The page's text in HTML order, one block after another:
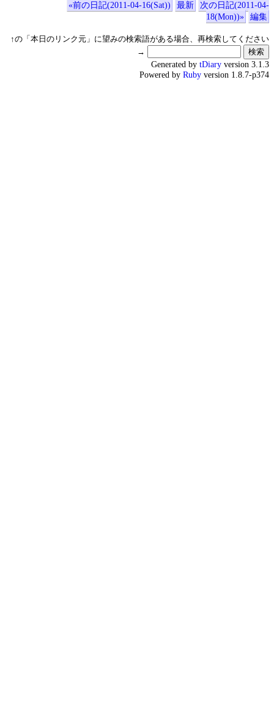
«前の日記(2011-04-16(Sat)) 最新
次の日記(2011-04-
18(Mon))»
編集
↑の「本日のリンク元」に望みの検索語がある場合、再検索してください
→
Generated by tDiary version 3.1.3
Powered by Ruby version 1.8.7-p374